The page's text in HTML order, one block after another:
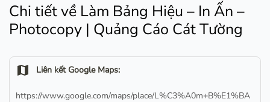
Chi tiết về Làm Bảng Hiệu – In Ấn –
Photocopy | Quảng Cáo Cát Tường
map Liên kết Google Maps:
https://www.google.com/maps/place/L%C3%A0m+B%E1%BA